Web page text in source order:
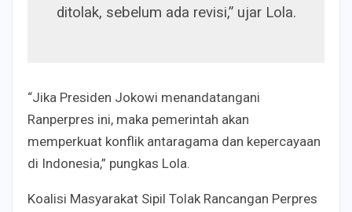
ditolak, sebelum ada revisi,” ujar Lola.
“Jika Presiden Jokowi menandatangani
Ranperpres ini, maka pemerintah akan
memperkuat konflik antaragama dan kepercayaan
di Indonesia,” pungkas Lola.
Koalisi Masyarakat Sipil Tolak Rancangan Perpres